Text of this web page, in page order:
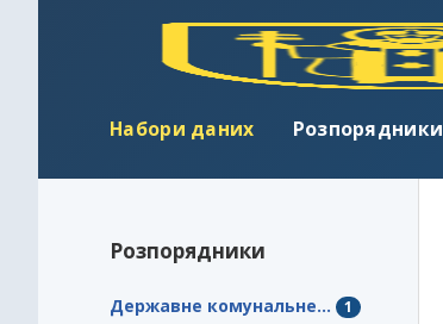
Набори даних Розпорядники
Розпорядники
Державне комунальне... 1